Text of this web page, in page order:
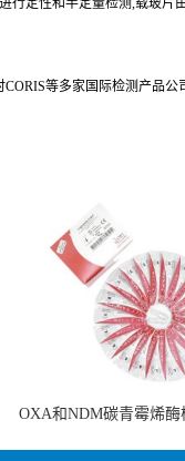
定性和半定量检测,载玻
等多家国际检测产品
OXA和NDM碳青霉烯酶